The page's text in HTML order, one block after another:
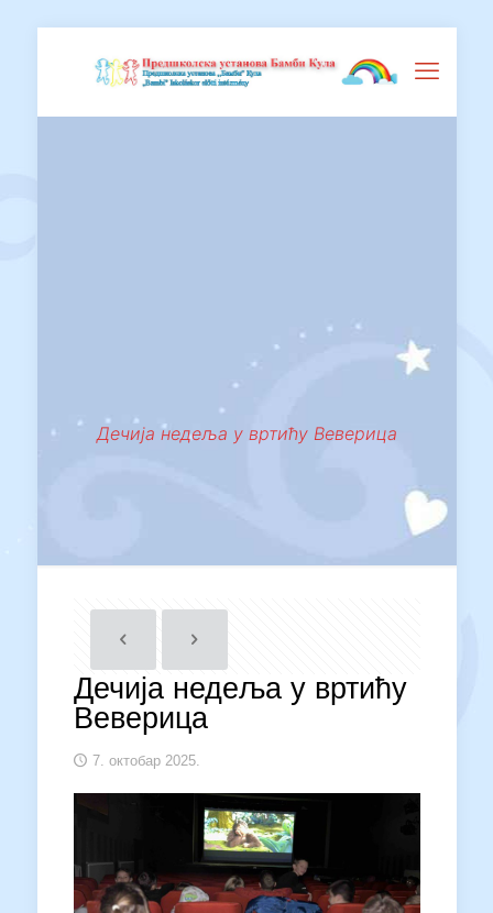
Дечија недеља у вртићу Веверица
Дечија недеља у вртићу
Веверица
7. октобар 2025.